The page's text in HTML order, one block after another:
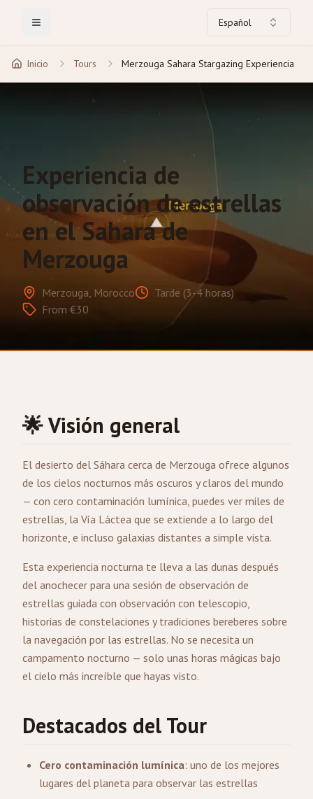
Toggle Menu Español
Inicio Tours Merzouga Sahara Stargazing Experiencia
Experiencia de
observación de estrellas
en el Sahara de
Merzouga
Merzouga, Morocco
Tarde (3-4 horas)
From €30
🌟 Visión general
El desierto del Sáhara cerca de Merzouga ofrece algunos
de los cielos nocturnos más oscuros y claros del mundo
— con cero contaminación lumínica, puedes ver miles de
estrellas, la Vía Láctea que se extiende a lo largo del
horizonte, e incluso galaxias distantes a simple vista.
Esta experiencia nocturna te lleva a las dunas después
del anochecer para una sesión de observación de
estrellas guiada con observación con telescopio,
historias de constelaciones y tradiciones bereberes sobre
la navegación por las estrellas. No se necesita un
campamento nocturno — solo unas horas mágicas bajo
el cielo más increíble que hayas visto.
Destacados del Tour
Cero contaminación lumínica: uno de los mejores
lugares del planeta para observar las estrellas